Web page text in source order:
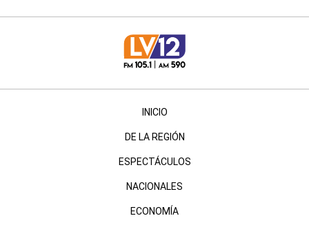
INICIO
DE LA REGIÓN
ESPECTÁCULOS
NACIONALES
ECONOMÍA